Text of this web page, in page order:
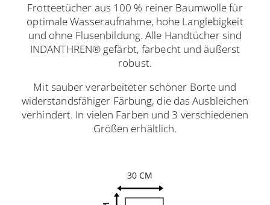
Frotteetücher aus 100 % reiner Baumwolle für
optimale Wasseraufnahme, hohe Langlebigkeit
und ohne Flusenbildung. Alle Handtücher sind
INDANTHREN® gefärbt, farbecht und äußerst
robust.
Mit sauber verarbeiteter schöner Borte und
widerstandsfähiger Färbung, die das Ausbleichen
verhindert. In vielen Farben und 3 verschiedenen
Größen erhältlich.
30 CM